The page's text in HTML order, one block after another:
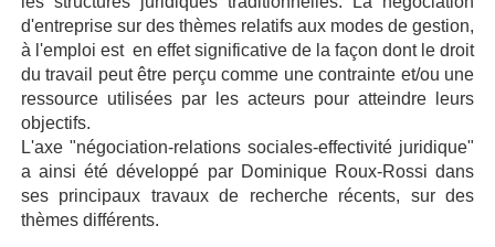
d'entreprise sur des thèmes relatifs aux modes de gestion,
à l'emploi est en effet significative de la façon dont le droit
du travail peut être perçu comme une contrainte et/ou une
ressource utilisées par les acteurs pour atteindre leurs
objectifs.
L'axe "négociation-relations sociales-effectivité juridique"
a ainsi été développé par Dominique Roux-Rossi dans
ses principaux travaux de recherche récents, sur des
thèmes différents.